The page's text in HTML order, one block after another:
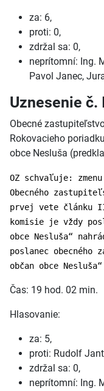
za: 6,
proti: 0,
zdržal sa: 0,
neprítomní: Ing.
Pavol Janec,
Uznesenie č.
Obecné
Rokovacieho
obce Nesluša
OZ schvaľuje:
Obecného
prvej vete článku
komisie je vždy
obce Nesluša“
poslanec obecného
občan obce
Čas: 19 hod. 02 min.
Hlasovanie:
za: 5,
proti: Rudolf
zdržal sa: 0,
neprítomní: Ing.